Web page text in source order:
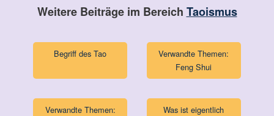
Weitere Beiträge im Bereich Taoismus
Begriff des Tao
Verwandte Themen:
Feng Shui
Verwandte Themen:
Was ist eigentlich